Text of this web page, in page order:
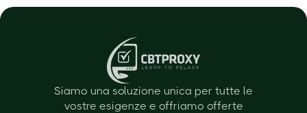
Siamo una soluzione unica per tutte le
vostre esigenze e offriamo offerte